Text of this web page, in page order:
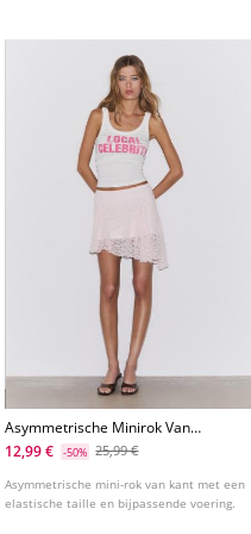
Asymmetrische Minirok Van
Kant
12,99 € -50% 25,99 €
Asymmetrische mini-rok van kant met een
elastische taille en bijpassende voering.